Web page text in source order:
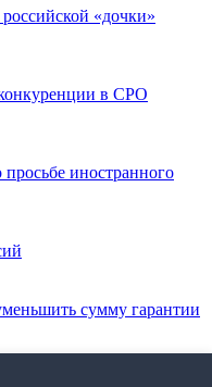
«дочки»
в СРО
иностранного
сумму гарантии